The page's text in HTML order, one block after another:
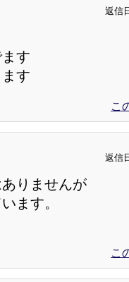
返信
す
す
こ
返信
りませんが
ます。
こ